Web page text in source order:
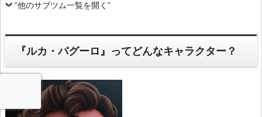
”他のサブツム一覧を開く”
『ルカ・パグーロ』ってどんなキャラクター？